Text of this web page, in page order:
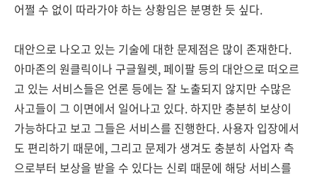
어쩔 수 없이 따라가야 하는 상황임은 분명한 듯 싶다.
대안으로 나오고 있는 기술에 대한 문제점은 많이 존재한다.
아마존의 원클릭이나 구글월렛, 페이팔 등의 대안으로 떠오르
고 있는 서비스들은 언론 등에는 잘 노출되지 않지만 수많은
사고들이 그 이면에서 일어나고 있다. 하지만 충분히 보상이
가능하다고 보고 그들은 서비스를 진행한다. 사용자 입장에서
도 편리하기 때문에, 그리고 문제가 생겨도 충분히 사업자 측
으로부터 보상을 받을 수 있다는 신뢰 때문에 해당 서비스를